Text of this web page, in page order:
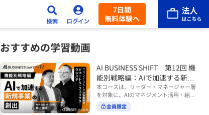
7日間
無料体験へ
おすすめの学習動画
AI BUSINESS SHIFT 第12回 機
能別戦略編：AIで加速する新規
事業の創出
本コースは、リーダー・マネージャー層
を対象に、AIのマネジメント活用・組織
活用を体系的に学ぶ 『AI BUSINESS SHI
FTシリーズ（全12回）』の第12回で
会員限定